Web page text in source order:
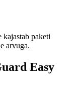
kajastab paketi
arvuga.
Easy